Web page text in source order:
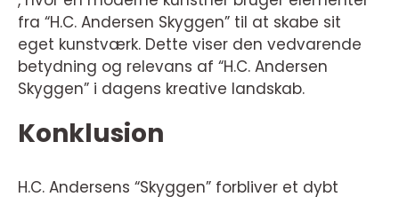
fra “H.C. Andersen Skyggen” til at skabe sit
eget kunstværk. Dette viser den vedvarende
betydning og relevans af “H.C. Andersen
Skyggen” i dagens kreative landskab.
Konklusion
H.C. Andersens “Skyggen” forbliver et dybt